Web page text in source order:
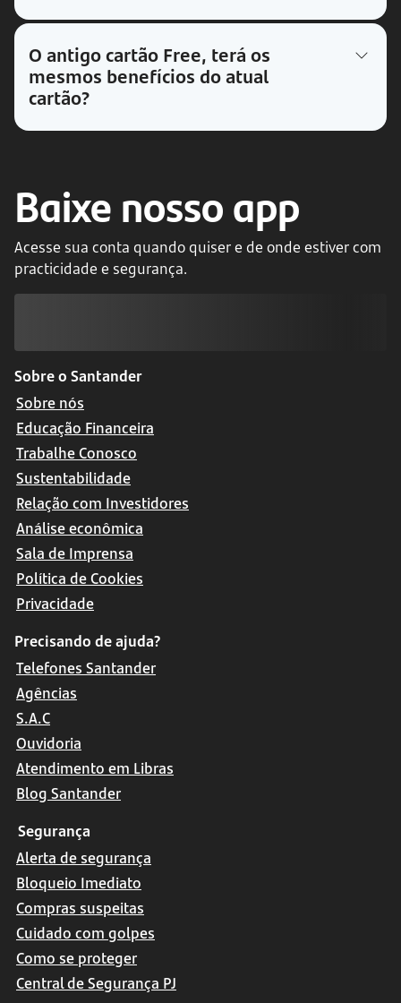
O antigo cartão Free, terá os
mesmos benefícios do atual
cartão?
Baixe nosso app
Acesse sua conta quando quiser e de onde estiver com
practicidade e segurança.
Sobre o Santander
Sobre nós
Educação Financeira
Trabalhe Conosco
Sustentabilidade
Relação com Investidores
Análise econômica
Sala de Imprensa
Política de Cookies
Privacidade
Precisando de ajuda?
Telefones Santander
Agências
S.A.C
Ouvidoria
Atendimento em Libras
Blog Santander
Segurança
Alerta de segurança
Bloqueio Imediato
Compras suspeitas
Cuidado com golpes
Como se proteger
Central de Segurança PJ